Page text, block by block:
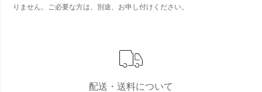
りません。ご必要な方は、別途、お申し付けください。
配送・送料について